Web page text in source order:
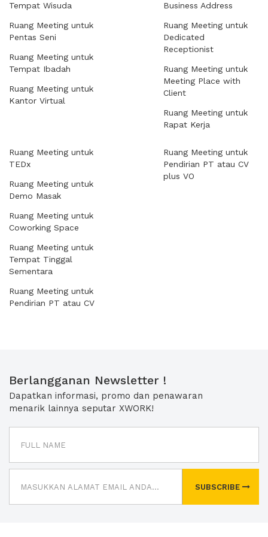
Tempat Wisuda
Ruang Meeting untuk
Pentas Seni
Ruang Meeting untuk
Tempat Ibadah
Ruang Meeting untuk
Kantor Virtual
Business Address
Ruang Meeting untuk
Dedicated
Receptionist
Ruang Meeting untuk
Meeting Place with
Client
Ruang Meeting untuk
Rapat Kerja
Ruang Meeting untuk
TEDx
Ruang Meeting untuk
Demo Masak
Ruang Meeting untuk
Coworking Space
Ruang Meeting untuk
Tempat Tinggal
Sementara
Ruang Meeting untuk
Pendirian PT atau CV
Ruang Meeting untuk
Pendirian PT atau CV
plus VO
Berlangganan Newsletter !
Dapatkan informasi, promo dan penawaran
menarik lainnya seputar XWORK!
SUBSCRIBE